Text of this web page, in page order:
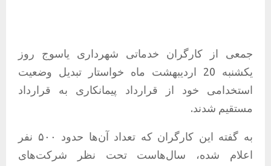
جمعی از کارگران خدماتی شهرداری یاسوج روز
یکشنبه 20 اردیبهشت ماه خواستار تبدیل وضعیت
استخدامی خود از قرارداد پیمانکاری به قرارداد
مستقیم شدند.
به گفته این کارگران که تعداد آن‌ها حدود ۵۰۰ نفر
اعلام شده، سال‌هاست تحت نظر شرکت‌های